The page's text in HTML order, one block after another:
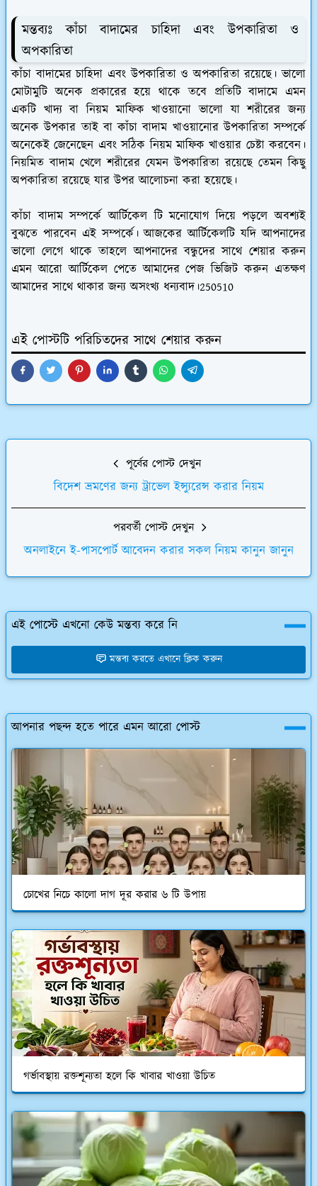
মন্তব্যঃ কাঁচা বাদামের চাহিদা এবং উপকারিতা ও
অপকারিতা
কাঁচা বাদামের চাহিদা এবং উপকারিতা ও অপকারিতা রয়েছে। ভালো
মোটামুটি অনেক প্রকারের হয়ে থাকে তবে প্রতিটি বাদামে এমন
একটি খাদ্য বা নিয়ম মাফিক খাওয়ানো ভালো যা শরীরের জন্য
অনেক উপকার তাই বা কাঁচা বাদাম খাওয়ানোর উপকারিতা সম্পর্কে
অনেকেই জেনেছেন এবং সঠিক নিয়ম মাফিক খাওয়ার চেষ্টা করবেন।
নিয়মিত বাদাম খেলে শরীরের যেমন উপকারিতা রয়েছে তেমন কিছু
অপকারিতা রয়েছে যার উপর আলোচনা করা হয়েছে।
কাঁচা বাদাম সম্পর্কে আর্টিকেল টি মনোযোগ দিয়ে পড়লে অবশ্যই
বুঝতে পারবেন এই সম্পর্কে। আজকের আর্টিকেলটি যদি আপনাদের
ভালো লেগে থাকে তাহলে আপনাদের বন্ধুদের সাথে শেয়ার করুন
এমন আরো আর্টিকেল পেতে আমাদের পেজ ভিজিট করুন এতক্ষণ
আমাদের সাথে থাকার জন্য অসংখ্য ধন্যবাদ।250510
এই পোস্টটি পরিচিতদের সাথে শেয়ার করুন
পূর্বের পোস্ট দেখুন
বিদেশ ভ্রমণের জন্য ট্রাভেল ইন্স্যুরেন্স করার নিয়ম
পরবর্তী পোস্ট দেখুন
অনলাইনে ই-পাসপোর্ট আবেদন করার সকল নিয়ম কানুন জানুন
এই পোস্টে এখনো কেউ মন্তব্য করে নি
মন্তব্য করতে এখানে ক্লিক করুন
আপনার পছন্দ হতে পারে এমন আরো পোস্ট
চোখের নিচে কালো দাগ দূর করার ৬ টি উপায়
গর্ভাবস্থায় রক্তশূন্যতা হলে কি খাবার খাওয়া উচিত